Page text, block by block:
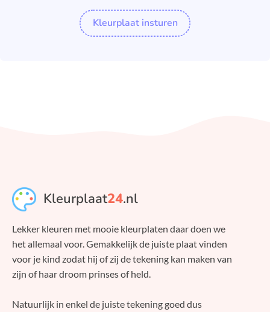
Kleurplaat insturen
Kleurplaat24.nl
Lekker kleuren met mooie kleurplaten daar doen we
het allemaal voor. Gemakkelijk de juiste plaat vinden
voor je kind zodat hij of zij de tekening kan maken van
zijn of haar droom prinses of held.
Natuurlijk in enkel de juiste tekening goed dus